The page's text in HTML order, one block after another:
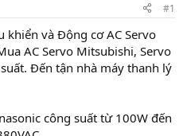
#1
khiển và Động cơ AC Servo
AC Servo Mitsubishi, Servo
Đến tận nhà máy thanh lý
công suất từ 100W đến